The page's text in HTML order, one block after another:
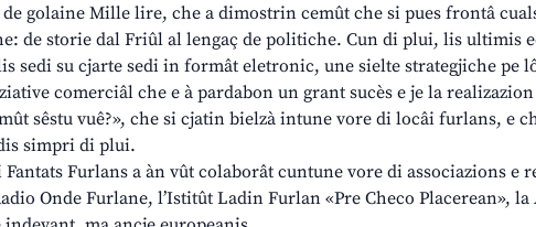
golaine Mille lire, che a dimostrin cemût che si pues frontâ
de storie dal Friûl al lengaç de politiche. Cun di plui, lis ultimis
sedi su cjarte sedi in formât eletronic, une sielte strategjiche pe
comerciâl che e à pardabon un grant sucès e je la
sêstu vuê?», che si cjatin bielzà intune vore di locâi furlans, e
simpri di plui.
Fantats Furlans a àn vût colaborât cuntune vore di associazions e
Onde Furlane, l’Istitût Ladin Furlan «Pre Checo Placerean», la